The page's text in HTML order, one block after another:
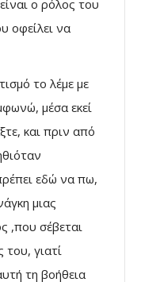
ο ρόλος του
οφείλει να
το λέμε με
μέσα εκεί
και πριν από
εδώ να πω,
μιας
,που σέβεται
του, γιατί
τη βοήθεια